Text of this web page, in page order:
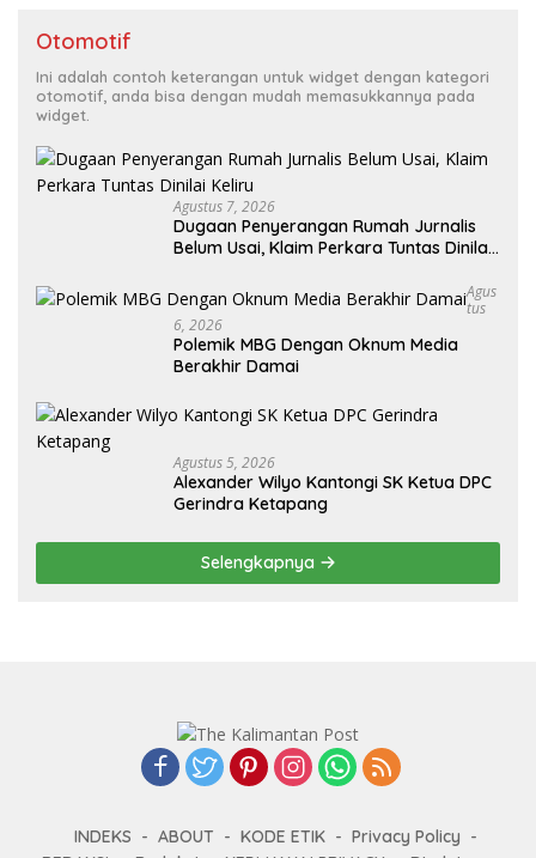
Otomotif
Ini adalah contoh keterangan untuk widget dengan kategori
otomotif, anda bisa dengan mudah memasukkannya pada
widget.
Agustus 7, 2026
Dugaan Penyerangan Rumah Jurnalis
Belum Usai, Klaim Perkara Tuntas Dinilai
Agus
Tus
6, 2026
Polemik MBG Dengan Oknum Media
Berakhir Damai
Agustus 5, 2026
Alexander Wilyo Kantongi SK Ketua DPC
Gerindra Ketapang
Selengkapnya
INDEKS ABOUT KODE ETIK
Privacy Policy